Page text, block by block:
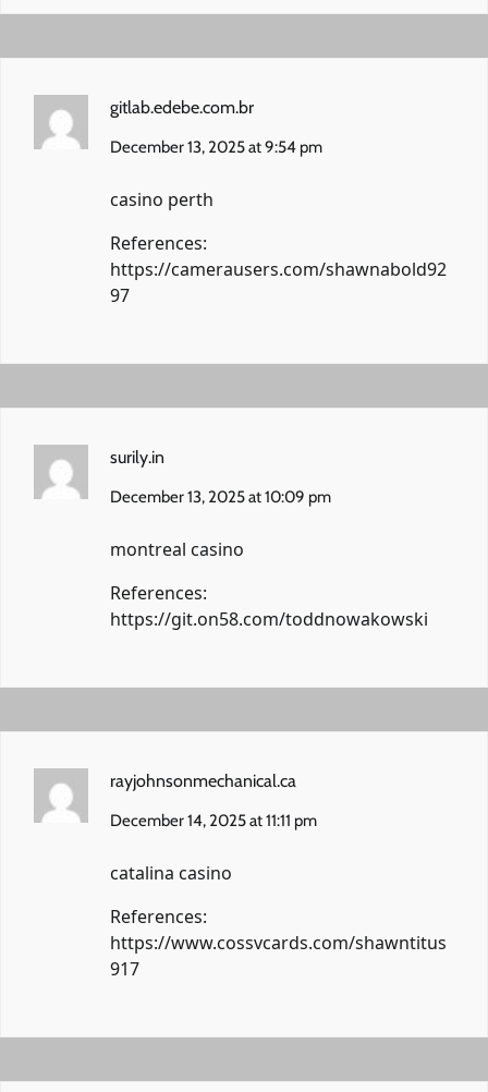
gitlab.edebe.com.br
December 13, 2025 at 9:54 pm
casino perth
References:
https://camerausers.com/shawnabold92
97
surily.in
December 13, 2025 at 10:09 pm
montreal casino
References:
https://git.on58.com/toddnowakowski
rayjohnsonmechanical.ca
December 14, 2025 at 11:11 pm
catalina casino
References:
https://www.cossvcards.com/shawntitus
917